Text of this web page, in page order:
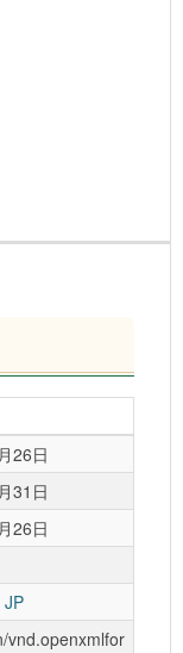
26日
31日
26日
JP
vnd.openxmlfor